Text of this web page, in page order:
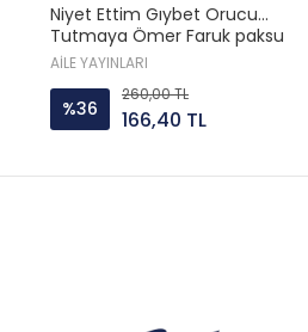
Niyet Ettim Gıybet Orucu
Tutmaya Ömer Faruk paksu
Aile yayın
AİLE YAYINLARI
%36
260,00 TL
166,40 TL